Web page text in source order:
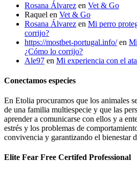
Rosana Álvarez en Vet & Go
Raquel en Vet & Go
Rosana Álvarez en Mi perro
corrijo?
https://mostbet-portugal.info/en
¿Cómo lo corrijo?
Ale97 en Mi experiencia con el
Conectamos especies
En Etolia procuramos que los animales
de una familia multiespecie y que las
aprender a comunicarse con ellos y a
estrés y los problemas de
convivencia y garantizando el bienestar
Elite Fear Free Certifed Professional